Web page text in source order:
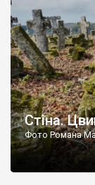
Стіна.
Фото Романа